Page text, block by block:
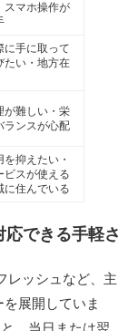
スマホ操作が
に手に取って
たい・地方在
が難しい・栄
ランスが心配
を抑えたい・
ビスが使える
に住んでいる
できる手軽さ
レッシュなど、主
展開していま
、当日または翌